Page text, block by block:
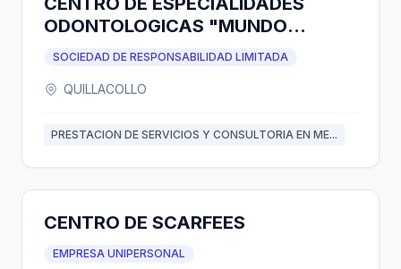
ODONTOLOGICAS "MUNDO
DENTAL S.R.L"
SOCIEDAD DE RESPONSABILIDAD LIMITADA
QUILLACOLLO
PRESTACION DE SERVICIOS Y CONSULTORIA EN ME...
CENTRO DE SCARFEES
EMPRESA UNIPERSONAL